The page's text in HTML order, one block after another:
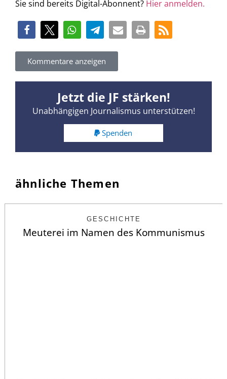
Sie sind bereits Digital-Abonnent? Hier anmelden.
Kommentare anzeigen
Jetzt die JF stärken!
Unabhängigen Journalismus unterstützen!
Spenden
ähnliche Themen
GESCHICHTE
Meuterei im Namen des Kommunismus